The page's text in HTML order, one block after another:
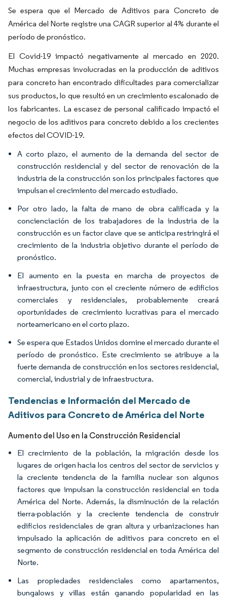
Se espera que el Mercado de Aditivos para Concreto de
América del Norte registre una CAGR superior al 4% durante el
período de pronóstico.
El Covid-19 impactó negativamente al mercado en 2020.
Muchas empresas involucradas en la producción de aditivos
para concreto han encontrado dificultades para comercializar
sus productos, lo que resultó en un crecimiento escalonado de
los fabricantes. La escasez de personal calificado impactó el
negocio de los aditivos para concreto debido a los crecientes
efectos del COVID-19.
A corto plazo, el aumento de la demanda del sector de
construcción residencial y del sector de renovación de la
industria de la construcción son los principales factores que
impulsan el crecimiento del mercado estudiado.
Por otro lado, la falta de mano de obra calificada y la
concienciación de los trabajadores de la industria de la
construcción es un factor clave que se anticipa restringirá el
crecimiento de la industria objetivo durante el período de
pronóstico.
El aumento en la puesta en marcha de proyectos de
infraestructura, junto con el creciente número de edificios
comerciales y residenciales, probablemente creará
oportunidades de crecimiento lucrativas para el mercado
norteamericano en el corto plazo.
Se espera que Estados Unidos domine el mercado durante el
período de pronóstico. Este crecimiento se atribuye a la
fuerte demanda de construcción en los sectores residencial,
comercial, industrial y de infraestructura.
Tendencias e Información del Mercado de
Aditivos para Concreto de América del Norte
Aumento del Uso en la Construcción Residencial
El crecimiento de la población, la migración desde los
lugares de origen hacia los centros del sector de servicios y
la creciente tendencia de la familia nuclear son algunos
factores que impulsan la construcción residencial en toda
América del Norte. Además, la disminución de la relación
tierra-población y la creciente tendencia de construir
edificios residenciales de gran altura y urbanizaciones han
impulsado la aplicación de aditivos para concreto en el
segmento de construcción residencial en toda América del
Norte.
Las propiedades residenciales como apartamentos,
bungalows y villas están ganando popularidad en las